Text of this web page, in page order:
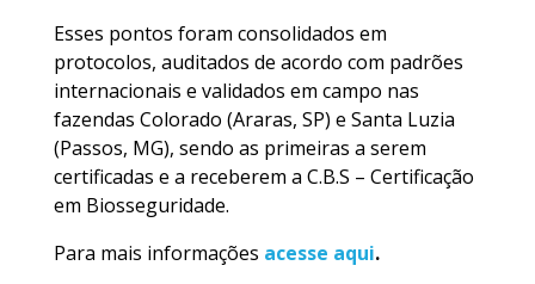
Esses pontos foram consolidados em
protocolos, auditados de acordo com padrões
internacionais e validados em campo nas
fazendas Colorado (Araras, SP) e Santa Luzia
(Passos, MG), sendo as primeiras a serem
certificadas e a receberem a C.B.S – Certificação
em Biosseguridade.
Para mais informações acesse aqui.